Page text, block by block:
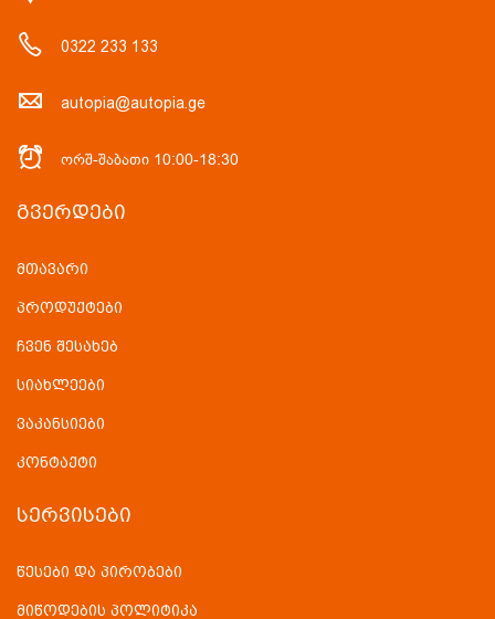
0322 233 133
autopia@autopia.ge
ორშ-შაბათი 10:00-18:30
ᲒᲕᲔᲠᲓᲔᲑᲘ
მთავარი
პროდუქტები
ჩვენ შესახებ
სიახლეები
ვაკანსიები
კონტაქტი
ᲡᲔᲠᲕᲘᲡᲔᲑᲘ
წესები და პირობები
მიწოდების პოლიტიკა